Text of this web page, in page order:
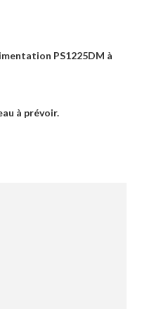
PS1225DM à
à prévoir.